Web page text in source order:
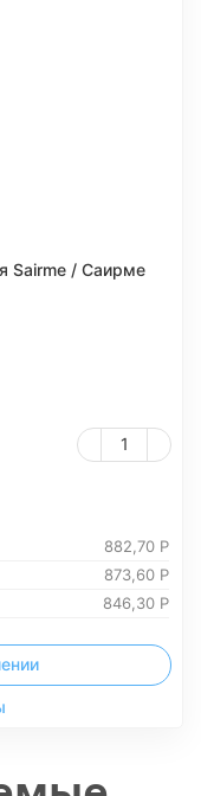
Sairme / Саирме
882,70 Р
873,60 Р
846,30 Р